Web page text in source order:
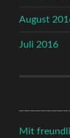
August
Juli 2016
Mit